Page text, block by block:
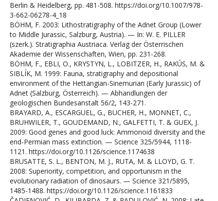
Berlin & Heidelberg, pp. 481-508. https://doi.org/10.1007/978-
3-662-06278-4_18
BÖHM, F. 2003: Lithostratigraphy of the Adnet Group (Lower
to Middle Jurassic, Salzburg, Austria). — In: W. E. PILLER
(szerk.). Stratigraphia Austriaca. Verlag der Österrischen
Akademie der Wissenschaften, Wien, pp. 231-268.
BÖHM, F., EBLI, O., KRYSTYN, L., LOBITZER, H., RAKÚS, M. &
SIBLÍK, M. 1999: Fauna, stratigraphy and depositional
environment of the Hettangian-Sinemurian (Early Jurassic) of
Adnet (Salzburg, Österreich). — Abhandlungen der
geologischen Bundesanstalt 56/2, 143-271.
BRAYARD, A., ESCARGUEL, G., BUCHER, H., MONNET, C.,
BRUHWILER, T., GOUDEMAND, N., GALFETTI, T. & GUEX, J.
2009: Good genes and good luck: Ammonoid diversity and the
end-Permian mass extinction. — Science 325/5944, 1118-
1121. https://doi.org/10.1126/science.1174638
BRUSATTE, S. L., BENTON, M. J., RUTA, M. & LLOYD, G. T.
2008: Superiority, competition, and opportunism in the
evolutionary radiation of dinosaurs. — Science 321/5895,
1485-1488. https://doi.org/10.1126/science.1161833